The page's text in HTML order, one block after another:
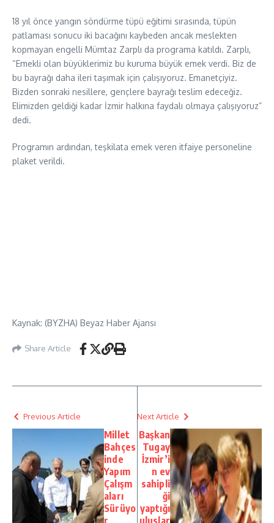
18 yıl önce yangın söndürme tüpü eğitimi sırasında, tüpün
patlaması sonucu iki bacağını kaybeden ancak meslekten
kopmayan engelli Mümtaz Zarplı da programa katıldı. Zarplı,
“Emekli olan büyüklerimiz bu kuruma büyük emek verdi. Biz de
bu bayrağı daha ileri taşımak için çalışıyoruz. Emanetçiyiz.
Bizden sonraki nesillere, gençlere bayrağı teslim edeceğiz.
Elimizden geldiği kadar İzmir halkına faydalı olmaya çalışıyoruz”
dedi.
Programın ardından, teşkilata emek veren itfaiye personeline
plaket verildi.
Kaynak: (BYZHA) Beyaz Haber Ajansı
Share Article
Previous Article
Millet
Bahçes
inde
Yapım
Çalışm
aları
Sürüyo
r
Next Article
Başkan
Tugay
İzmir’i
n ev
sahipli
ği
yaptığı
uluslar